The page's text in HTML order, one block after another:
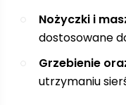
Nożyczki i
dostosowane
Grzebienie
utrzymaniu